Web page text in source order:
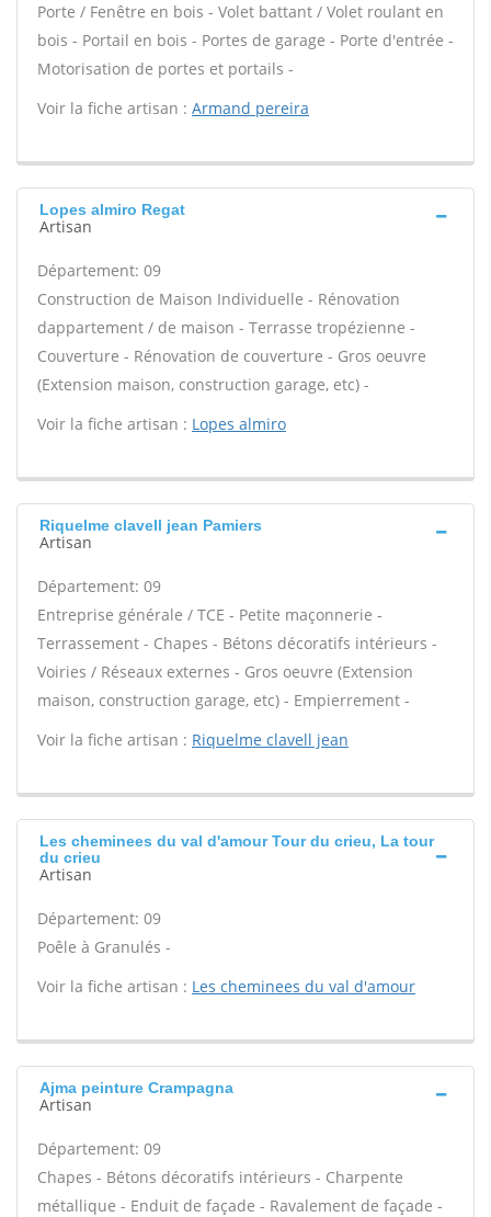
Porte / Fenêtre en bois - Volet battant / Volet roulant en
bois - Portail en bois - Portes de garage - Porte d'entrée -
Motorisation de portes et portails -
Voir la fiche artisan : Armand pereira
Lopes almiro Regat
Artisan
Département: 09
Construction de Maison Individuelle - Rénovation
dappartement / de maison - Terrasse tropézienne -
Couverture - Rénovation de couverture - Gros oeuvre
(Extension maison, construction garage, etc) -
Voir la fiche artisan : Lopes almiro
Riquelme clavell jean Pamiers
Artisan
Département: 09
Entreprise générale / TCE - Petite maçonnerie -
Terrassement - Chapes - Bétons décoratifs intérieurs -
Voiries / Réseaux externes - Gros oeuvre (Extension
maison, construction garage, etc) - Empierrement -
Voir la fiche artisan : Riquelme clavell jean
Les cheminees du val d'amour Tour du crieu, La tour
du crieu
Artisan
Département: 09
Poêle à Granulés -
Voir la fiche artisan : Les cheminees du val d'amour
Ajma peinture Crampagna
Artisan
Département: 09
Chapes - Bétons décoratifs intérieurs - Charpente
métallique - Enduit de façade - Ravalement de façade -